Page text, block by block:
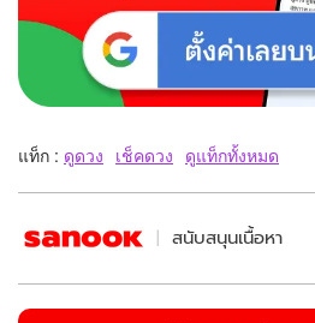
แท็ก : ดูดวง เช็คดวง ดูแท็กทั้งหมด
สนับสนุนเนื้อหา